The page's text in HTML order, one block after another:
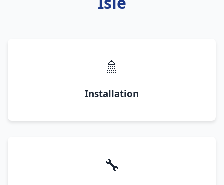
🚿
Installation
🔧